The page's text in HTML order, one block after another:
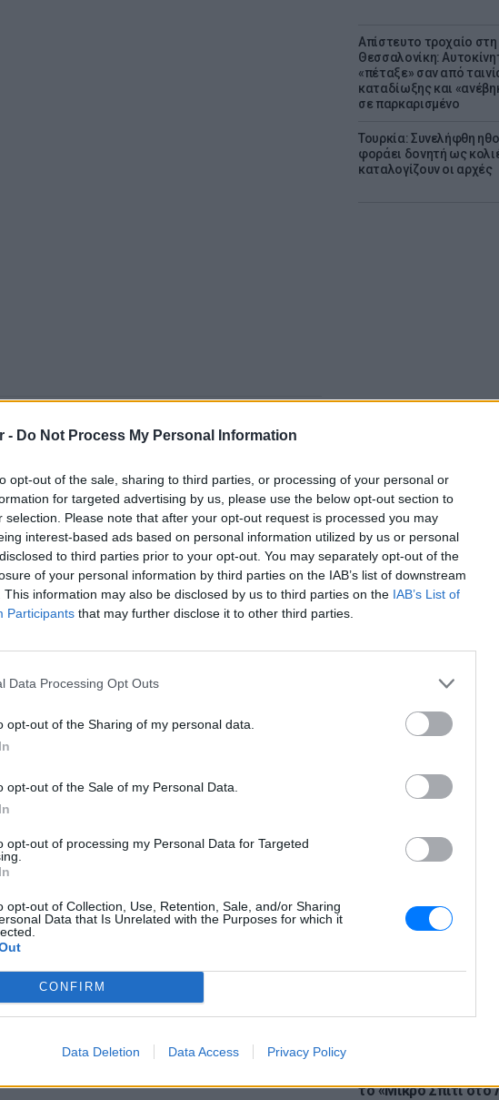
- Do Not Process My Personal Information
opt-out of the sale, sharing to third parties, or processing of your personal or
for targeted advertising by us, please use the below opt-out section to
selection. Please note that after your opt-out request is processed you may
interest-based ads based on personal information utilized by us or personal
to third parties prior to your opt-out. You may separately opt-out of the
of your personal information by third parties on the IAB’s list of downstream
This information may also be disclosed by us to third parties on the IAB’s List of
Participants that may further disclose it to other third parties.
Data Processing Opt Outs
opt-out of the Sharing of my personal data.
opt-out of the Sale of my Personal Data.
opt-out of processing my Personal Data for Targeted
opt-out of Collection, Use, Retention, Sale, and/or Sharing
Data that Is Unrelated with the Purposes for which it
CONFIRM
Data Deletion Data Access Privacy Policy
Απίστευτο τροχαίο στη
Θεσσαλονίκη:
«πέταξε» σαν από
καταδίωξης και
σε παρκαρισμένο
Τουρκία: Συνελήφθη
φοράει δoνητή ως
καταλογίζουν οι αρχές
Οι συναυλίες
εισιτήρια - Ποιοι
τις τιμές
Έφτιαξαν το
μουσική - Πού
Explainer: Γιατί η
το «Μικρό Σπίτι στο
Φορντ, Φίμπι Γουόλερ Μπριτζ,
Τόμπι Τζόουνς, Κάρεν Αλεν.
1945. Ο Ιντι νεότατος (ο Χάρισον Φορντ
με τους Ναζί και συγκεκριμένα με
που έχει ανακαλύψει τον... μισό
τον άλλο μισό, για να μπορέσει να
πως μπορεί να κάνει το
Συρακούσιου. Μια εικοσαετία αργότερα, ο
δονείται στο ρυθμό τής πρώτης
μόνο από το θόρυβο της πόλης και την
βαφτισιμιάς του και κόρης του Μπάζιλ
ένα οδοιπορικό σε τόπους
ιδιαίτερα κοντά στην εφεύρεση του